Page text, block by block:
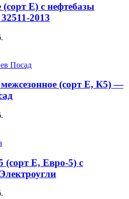
Е) с нефтебазы
2013
(сорт Е, К5) —
Е, Евро-5) с